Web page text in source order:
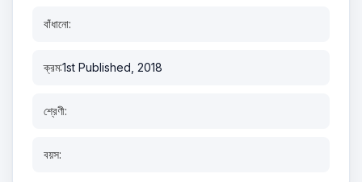
বাঁধানো:
ক্রম:1st Published, 2018
শ্রেণী:
বয়স: